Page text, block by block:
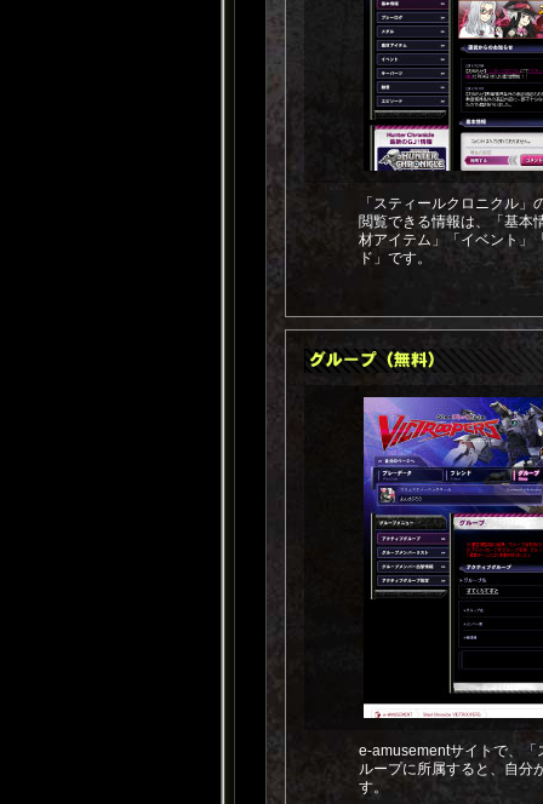
「スティールクロニクル
閲覧できる情報は、「基本
材アイテム」「イベント」
ド」です。
e-amusementサイトで、「
ループに所属すると、自分
す。